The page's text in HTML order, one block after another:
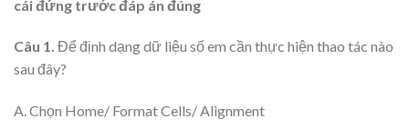
cái đứng trước đáp án đúng
Câu 1. Để định dạng dữ liệu số em cần thực hiện thao tác nào
sau đây?
A. Chọn Home/ Format Cells/ Alignment